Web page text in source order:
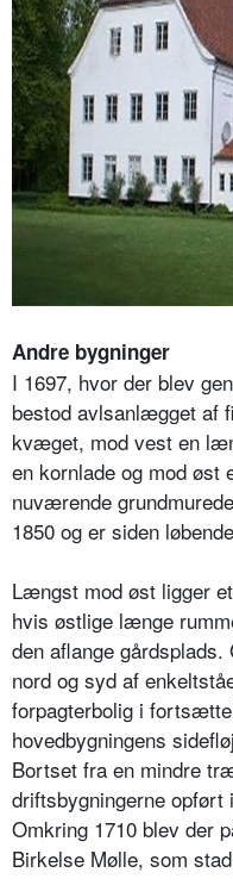
Andre bygninger
I 1697, hvor der blev
bestod avlsanlægget af
kvæget, mod vest en
en kornlade og mod
nuværende
1850 og er siden
Længst mod øst ligger
hvis østlige længe
den aflange
nord og syd af
forpagterbolig i
hovedbygningens
Bortset fra en mindre
driftsbygningerne opført
Omkring 1710 blev der
Birkelse Mølle, som